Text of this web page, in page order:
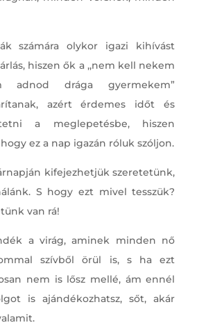
számára olykor igazi kihívást
hiszen ők a ,,nem kell nekem
adnod drága gyermekem”
azért érdemes időt és
a meglepetésbe, hiszen
ez a nap igazán róluk szóljon.
kifejezhetjük szeretetünk,
S hogy ezt mivel tesszük?
van rá!
a virág, aminek minden nő
szívből örül is, s ha ezt
nem is lősz mellé, ám ennél
is ajándékozhatsz, sőt, akár